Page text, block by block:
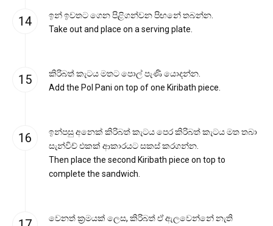
ඉන් ඉවතට ගෙන පිළිගන්වන පිඟනේ තබන්න.
Take out and place on a serving plate.
කිරිබත් කැටය මතට පොල් පැණි යොදන්න.
Add the Pol Pani on top of one Kiribath piece.
ඉන්පසු අනෙක් කිරිබත් කැටය පෙර කිරිබත් කැටය මත තබා
සැන්විච් එකක් ආකාරයට සකස් කරගන්න.
Then place the second Kiribath piece on top to
complete the sandwich.
වෙනත් ක්‍රමයක් ලෙස, කිරිබත් ඒ ඇලවෙන්නේ නැති